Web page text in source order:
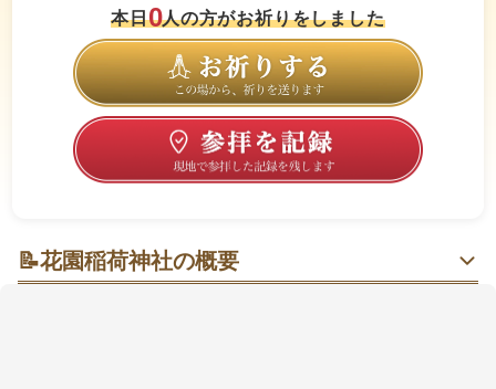
本日0人の方がお祈りをしました
📝花園稲荷神社の概要